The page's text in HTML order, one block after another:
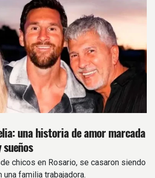
una historia de amor marcada
chicos en Rosario, se casaron siendo
familia trabajadora.